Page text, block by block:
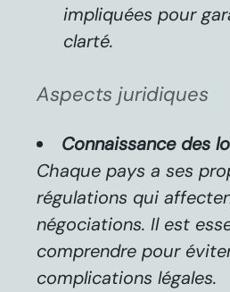
impliquées pour
clarté.
Aspects juridiques
Connaissance des
Chaque pays a ses
régulations qui
négociations. Il est
comprendre pour
complications légales.